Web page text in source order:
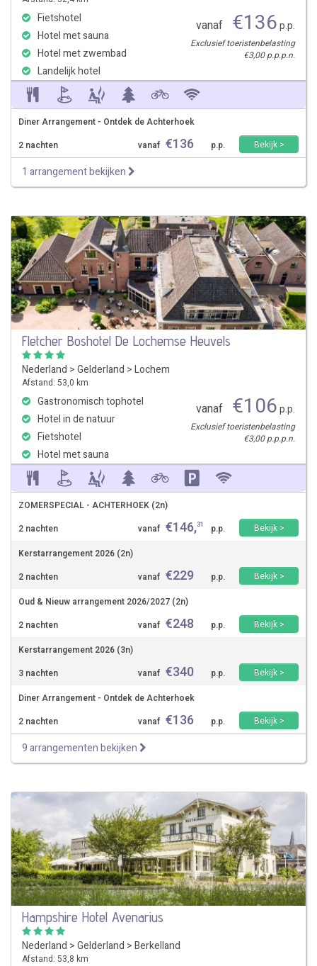
Fietshotel
Hotel met sauna
Hotel met zwembad
Landelijk hotel
vanaf €136p.p.
Exclusief toeristenbelasting
€3,00 p.p.p.n.
Diner Arrangement - Ontdek de Achterhoek
2 nachten
vanaf €136 p.p. Bekijk >
1 arrangement bekijken
Fletcher Boshotel De Lochemse Heuvels
Nederland >Gelderland >Lochem
Afstand: 53,0 km
Gastronomisch tophotel
Hotel in de natuur
Fietshotel
Hotel met sauna
vanaf €106p.p.
Exclusief toeristenbelasting
€3,00 p.p.p.n.
ZOMERSPECIAL - ACHTERHOEK (2n)
2 nachten
vanaf €146,31 p.p.
Bekijk >
Kerstarrangement 2026 (2n)
2 nachten
vanaf €229 p.p.
Bekijk >
Oud & Nieuw arrangement 2026/2027 (2n)
2 nachten
vanaf €248 p.p.
Bekijk >
Kerstarrangement 2026 (3n)
3 nachten
vanaf €340 p.p.
Bekijk >
Diner Arrangement - Ontdek de Achterhoek
2 nachten
vanaf €136 p.p. Bekijk >
9 arrangementen bekijken
Hampshire Hotel Avenarius
Nederland >Gelderland >Berkelland
Afstand: 53,8 km